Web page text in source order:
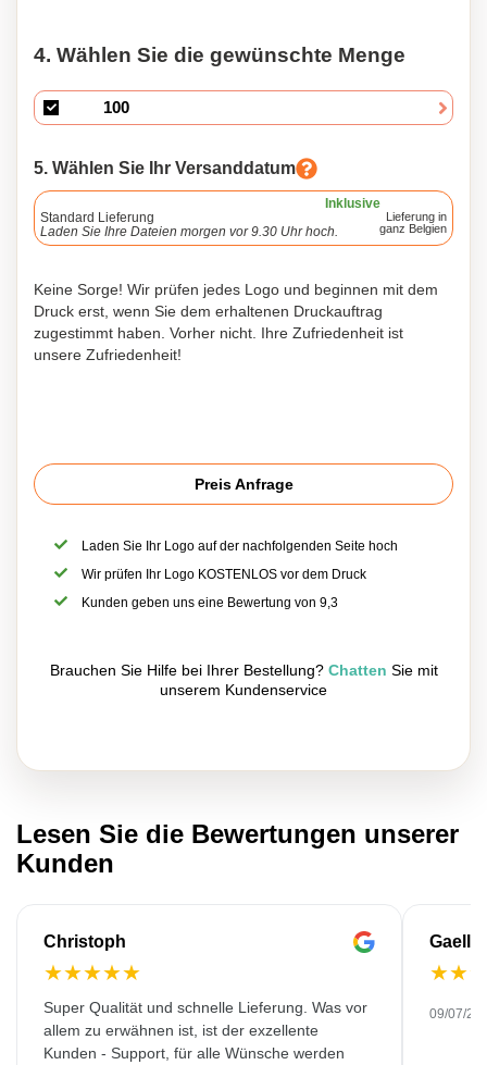
4. Wählen Sie die gewünschte Menge
5. Wählen Sie Ihr Versanddatum
Inklusive
Standard Lieferung
Laden Sie Ihre Dateien morgen vor 9.30 Uhr hoch.
Lieferung in
ganz Belgien
Keine Sorge! Wir prüfen jedes Logo und beginnen mit dem
Druck erst, wenn Sie dem erhaltenen Druckauftrag
zugestimmt haben. Vorher nicht. Ihre Zufriedenheit ist
unsere Zufriedenheit!
Preis Anfrage
Laden Sie Ihr Logo auf der nachfolgenden Seite hoch
Wir prüfen Ihr Logo KOSTENLOS vor dem Druck
Kunden geben uns eine Bewertung von 9,3
Brauchen Sie Hilfe bei Ihrer Bestellung? Chatten Sie mit
unserem Kundenservice
Lesen Sie die Bewertungen unserer
Kunden
Christoph
★★★★★
Super Qualität und schnelle Lieferung. Was vor
allem zu erwähnen ist, ist der exzellente
Kunden - Support, für alle Wünsche werden
Gaelle
★★
09/07/